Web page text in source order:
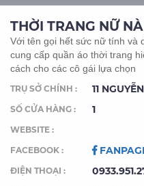
THỜI TRANG NỮ
Với tên gọi hết sức nữ tính và
cung cấp quần áo thời trang
cách cho các cô gái lựa chọn
TRỤ SỞ CHÍNH : 11
SỐ CỬA HÀNG : 1
WEBSITE :
FACEBOOK :
ĐIỆN THOẠI :